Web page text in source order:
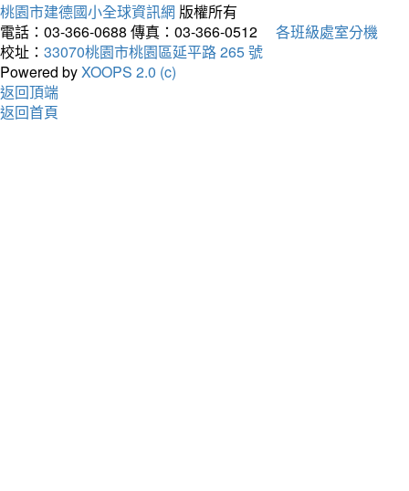
桃園市建德國小全球資訊網 版權所有
電話：03-366-0688 傳真：03-366-0512
各班級處室分機
校址： 33070桃園市桃園區延平路 265 號
Powered byXOOPS 2.0 (c)
返回頂端
返回首頁